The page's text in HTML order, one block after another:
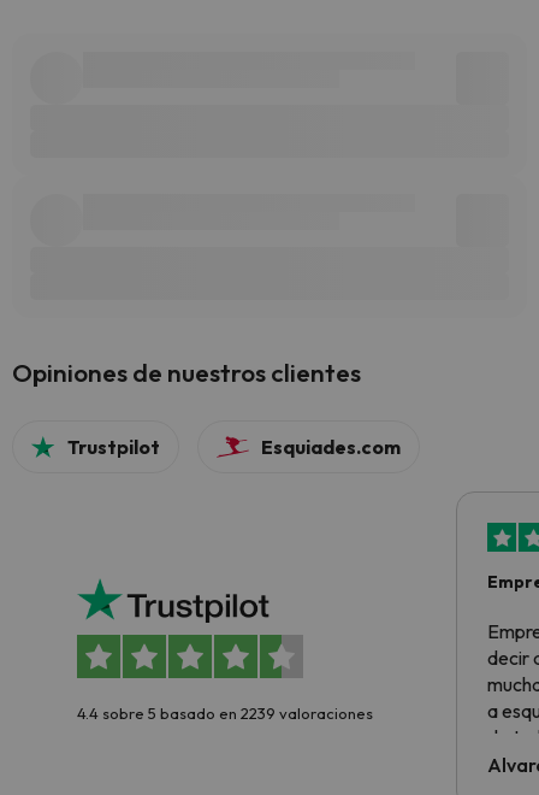
Opiniones de nuestros clientes
Trustpilot Esquiades.com
4.4 sobre 5 basado en 2239 valoraciones
decir
a
de
al